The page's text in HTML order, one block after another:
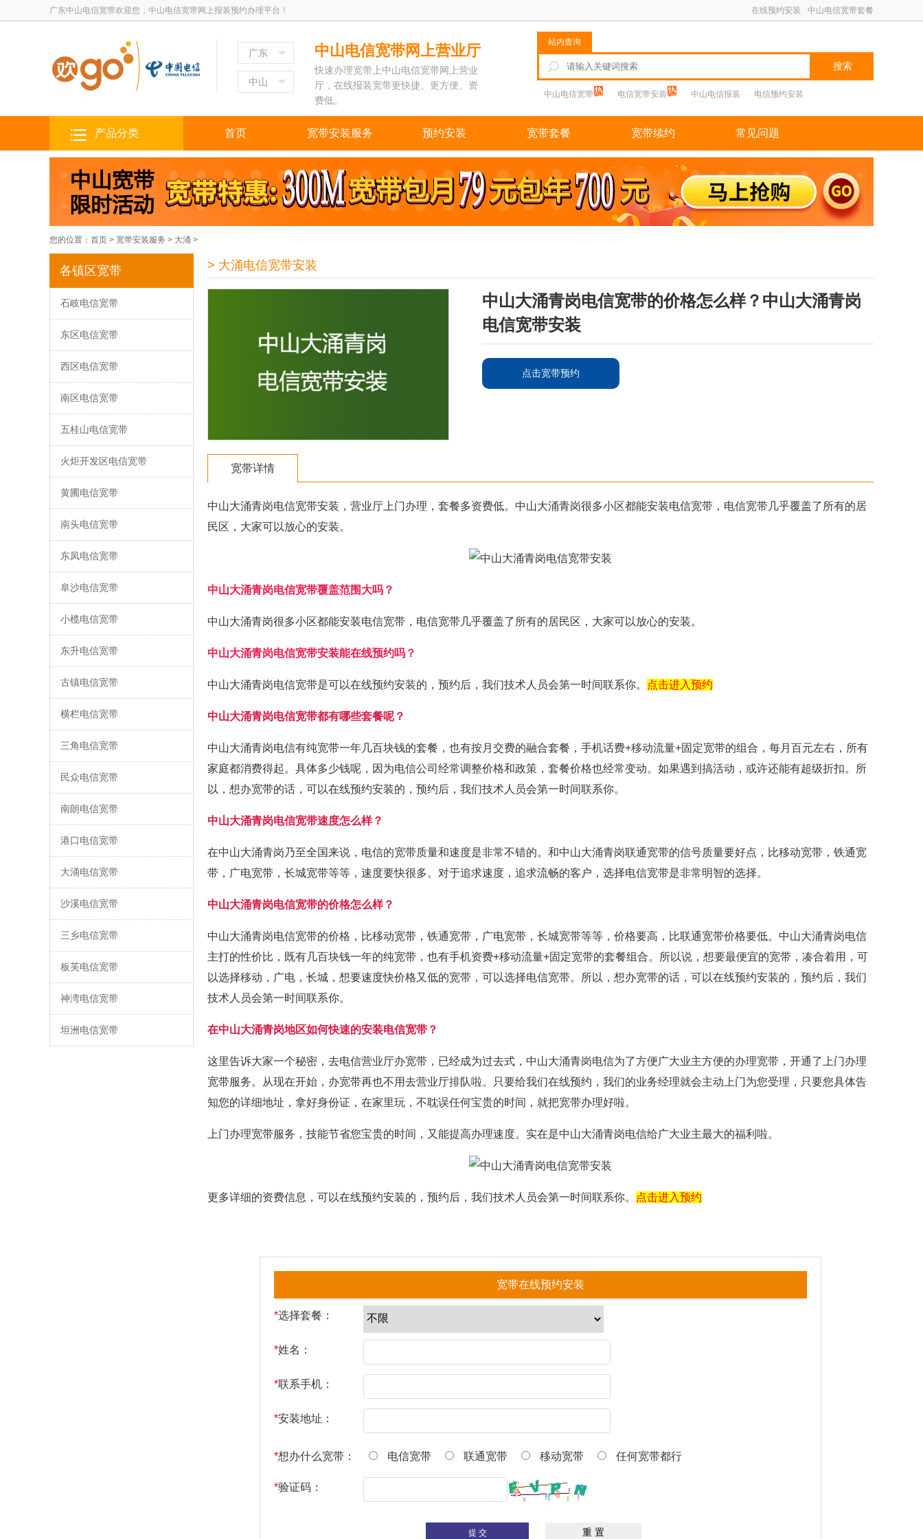
广东中山电信宽带欢迎您，中山电信宽带网上报装预约办理平台！ 中山电信宽带套餐
在线预约安装
广东
中山
中山电信宽带网上营业厅
快速办理宽带上中山电信宽带网上营业
厅，在线报装宽带更快捷、更方便、资
费低。
站内查询
搜索
中山电信宽带 电信宽带安装 中山电信报装 电信预约安装
产品分类 首页 宽带安装服务 预约安装 宽带套餐 宽带续约 常见问题
您的位置： 首页 > 宽带安装服务 > 大涌 >
各镇区宽带
石岐电信宽带
东区电信宽带
西区电信宽带
南区电信宽带
五桂山电信宽带
火炬开发区电信宽带
黄圃电信宽带
南头电信宽带
东凤电信宽带
阜沙电信宽带
小榄电信宽带
东升电信宽带
古镇电信宽带
横栏电信宽带
三角电信宽带
民众电信宽带
南朗电信宽带
港口电信宽带
大涌电信宽带
沙溪电信宽带
三乡电信宽带
板芙电信宽带
神湾电信宽带
坦洲电信宽带
> 大涌电信宽带安装
中山大涌青岗电信宽带的价格怎么样？中山大涌青岗
电信宽带安装
点击宽带预约
宽带详情
中山大涌青岗电信宽带安装，营业厅上门办理，套餐多资费低。中山大涌青岗很多小区都能安装电信宽带，电信宽带几乎覆盖了所有的居
民区，大家可以放心的安装。
中山大涌青岗电信宽带覆盖范围大吗？
中山大涌青岗很多小区都能安装电信宽带，电信宽带几乎覆盖了所有的居民区，大家可以放心的安装。
中山大涌青岗电信宽带安装能在线预约吗？
中山大涌青岗电信宽带是可以在线预约安装的，预约后，我们技术人员会第一时间联系你。 点击进入预约
中山大涌青岗电信宽带都有哪些套餐呢？
中山大涌青岗电信有纯宽带一年几百块钱的套餐，也有按月交费的融合套餐，手机话费+移动流量+固定宽带的组合，每月百元左右，所有
家庭都消费得起。具体多少钱呢，因为电信公司经常调整价格和政策，套餐价格也经常变动。如果遇到搞活动，或许还能有超级折扣。所
以，想办宽带的话，可以在线预约安装的，预约后，我们技术人员会第一时间联系你。
中山大涌青岗电信宽带速度怎么样？
在中山大涌青岗乃至全国来说，电信的宽带质量和速度是非常不错的。和中山大涌青岗联通宽带的信号质量要好点，比移动宽带，铁通宽
带，广电宽带，长城宽带等等，速度要快很多。对于追求速度，追求流畅的客户，选择电信宽带是非常明智的选择。
中山大涌青岗电信宽带的价格怎么样？
中山大涌青岗电信宽带的价格，比移动宽带，铁通宽带，广电宽带，长城宽带等等，价格要高，比联通宽带价格要低。中山大涌青岗电信
主打的性价比，既有几百块钱一年的纯宽带，也有手机资费+移动流量+固定宽带的套餐组合。所以说，想要最便宜的宽带，凑合着用，可
以选择移动，广电，长城，想要速度快价格又低的宽带，可以选择电信宽带。所以，想办宽带的话，可以在线预约安装的，预约后，我们
技术人员会第一时间联系你。
在中山大涌青岗地区如何快速的安装电信宽带？
这里告诉大家一个秘密，去电信营业厅办宽带，已经成为过去式，中山大涌青岗电信为了方便广大业主方便的办理宽带，开通了上门办理
宽带服务。从现在开始，办宽带再也不用去营业厅排队啦。只要给我们在线预约，我们的业务经理就会主动上门为您受理，只要您具体告
知您的详细地址，拿好身份证，在家里玩，不耽误任何宝贵的时间，就把宽带办理好啦。
上门办理宽带服务，技能节省您宝贵的时间，又能提高办理速度。实在是中山大涌青岗电信给广大业主最大的福利啦。
更多详细的资费信息，可以在线预约安装的，预约后，我们技术人员会第一时间联系你。 点击进入预约
宽带在线预约安装
*选择套餐：
*姓名：
*联系手机：
*安装地址：
*想办什么宽带： 电信宽带 联通宽带 移动宽带 任何宽带都行
*验证码：
提 交